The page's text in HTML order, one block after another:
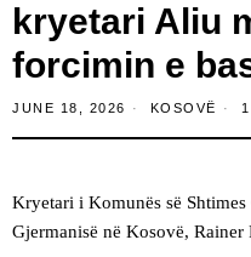
kryetari Aliu
forcimin e
JUNE 18, 2026 KOSOVË
Kryetari i Komunës së
Gjermanisë në Kosovë, Rainer